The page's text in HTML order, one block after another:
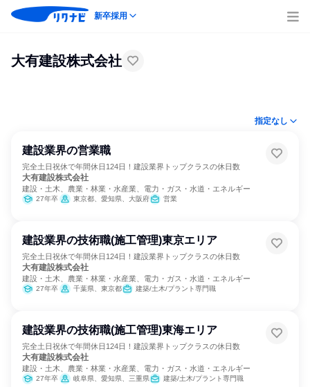
新卒採用
大有建設株式会社
指定なし
建設業界の営業職
完全土日祝休で年間休日124日！建設業界トップクラスの休日数
大有建設株式会社
建設・土木、農業・林業・水産業、電力・ガス・水道・エネルギー
27年卒 東京都、愛知県、大阪府 営業
建設業界の技術職(施工管理)東京エリア
完全土日祝休で年間休日124日！建設業界トップクラスの休日数
大有建設株式会社
建設・土木、農業・林業・水産業、電力・ガス・水道・エネルギー
27年卒 千葉県、東京都 建築/土木/プラント専門職
建設業界の技術職(施工管理)東海エリア
完全土日祝休で年間休日124日！建設業界トップクラスの休日数
大有建設株式会社
建設・土木、農業・林業・水産業、電力・ガス・水道・エネルギー
27年卒 岐阜県、愛知県、三重県 建築/土木/プラント専門職